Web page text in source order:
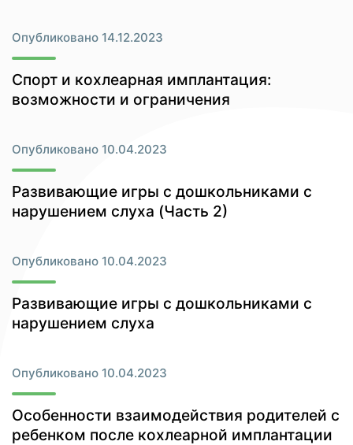
Опубликовано 14.12.2023
Спорт и кохлеарная имплантация:
возможности и ограничения
Опубликовано 10.04.2023
Развивающие игры с дошкольниками с
нарушением слуха (Часть 2)
Опубликовано 10.04.2023
Развивающие игры с дошкольниками с
нарушением слуха
Опубликовано 10.04.2023
Особенности взаимодействия родителей с
ребенком после кохлеарной имплантации